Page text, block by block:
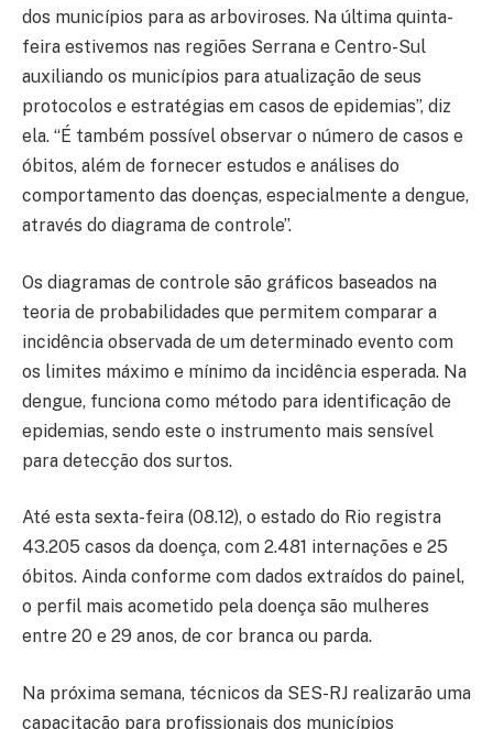
dos municípios para as arboviroses. Na última quinta-
feira estivemos nas regiões Serrana e Centro-Sul
auxiliando os municípios para atualização de seus
protocolos e estratégias em casos de epidemias”, diz
ela. “É também possível observar o número de casos e
óbitos, além de fornecer estudos e análises do
comportamento das doenças, especialmente a dengue,
através do diagrama de controle”.
Os diagramas de controle são gráficos baseados na
teoria de probabilidades que permitem comparar a
incidência observada de um determinado evento com
os limites máximo e mínimo da incidência esperada. Na
dengue, funciona como método para identificação de
epidemias, sendo este o instrumento mais sensível
para detecção dos surtos.
Até esta sexta-feira (08.12), o estado do Rio registra
43.205 casos da doença, com 2.481 internações e 25
óbitos. Ainda conforme com dados extraídos do painel,
o perfil mais acometido pela doença são mulheres
entre 20 e 29 anos, de cor branca ou parda.
Na próxima semana, técnicos da SES-RJ realizarão uma
capacitação para profissionais dos municípios